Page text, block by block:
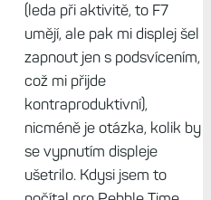
v6ak, 11. duben 2025,
07:28
Které hodinky? Pokud jde
o modely s AMOLED, tak
ty vypínat displej snad
umějí. Pokud jde o modely
s transflektivním
displejem, tam jsem moc